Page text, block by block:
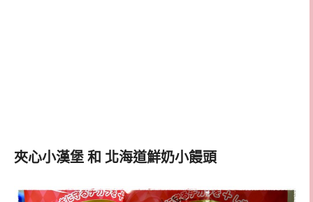
夾心小漢堡 和 北海道鮮奶小饅頭